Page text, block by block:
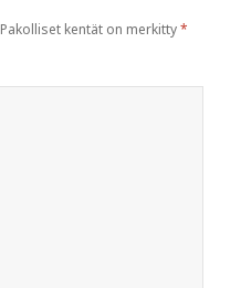
Pakolliset kentät on merkitty*